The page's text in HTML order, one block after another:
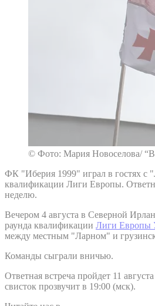
© Фото: Мария Новоселова/
ФК "Иберия 1999" играл в гостях с
квалификации Лиги Европы.
неделю.
Вечером 4 августа в Северной
раунда квалификации Лиги
между местным "Ларном" и
Команды сыграли вничью.
Ответная встреча пройдет 11
свисток прозвучит в 19:00 (мск).